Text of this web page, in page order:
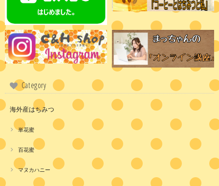
Category
海外産はちみつ
単花蜜
百花蜜
マヌカハニー